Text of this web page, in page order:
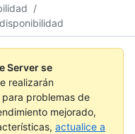
/
Server se
realizarán
problemas de
mejorado,
actualice a